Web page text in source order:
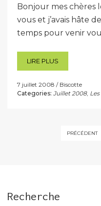
Bonjour mes chères
vous et j’avais hâte
temps pour venir
LIRE PLUS
7 juillet 2008
Biscotte
Categories: Juillet 2008,
PRÉCÉDENT
Recherche